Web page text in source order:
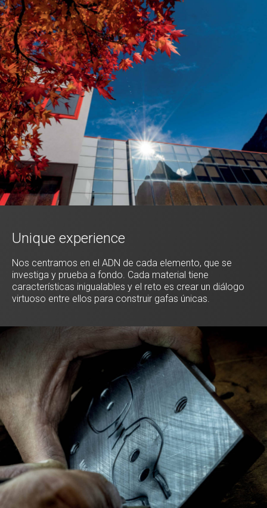
Unique experience
Nos centramos en el ADN de cada elemento, que se
investiga y prueba a fondo. Cada material tiene
características inigualables y el reto es crear un diálogo
virtuoso entre ellos para construir gafas únicas.